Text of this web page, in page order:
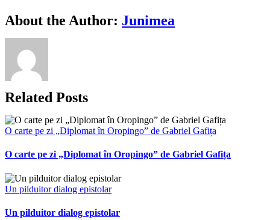
Facebook
X
Bluesky
Reddit
LinkedIn
WhatsApp
Telegram
Tumblr
Xing
Email
Copy
Link
About the Author: Junimea
Related Posts
O carte pe zi „Diplomat în Oropingo” de Gabriel Gafița
O carte pe zi „Diplomat în Oropingo” de Gabriel Gafița
Un pilduitor dialog epistolar
Un pilduitor dialog epistolar